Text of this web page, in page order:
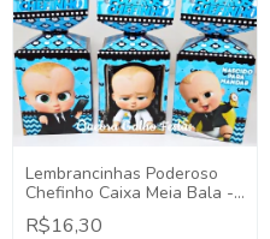
Lembrancinhas Poderoso
Chefinho Caixa Meia Bala -
Pct com 10
R$16,30